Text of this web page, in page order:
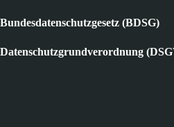
Bundesdatenschutzgesetz (BDSG)
Datenschutzgrundverordnung